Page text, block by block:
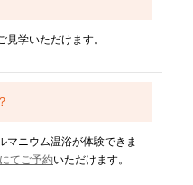
学いただけます。
マニウム温浴が体験できま
てご予約いただけます。